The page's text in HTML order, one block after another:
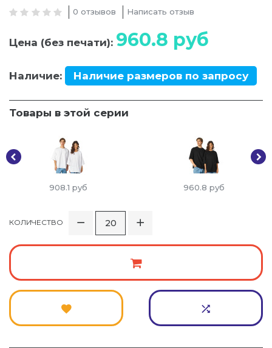
0 отзывов Написать отзыв
Цена (без печати): 960.8 руб
Наличие: Наличие размеров по запросу
Товары в этой серии
908.1 руб 960.8 руб
КОЛИЧЕСТВО